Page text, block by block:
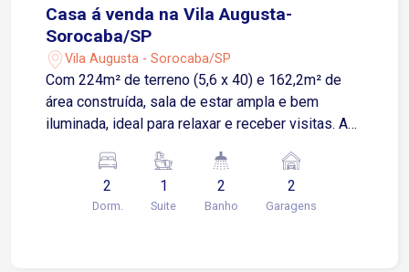
Casa á venda na Vila Augusta-
Sorocaba/SP
Vila Augusta - Sorocaba/SP
Com 224m² de terreno (5,6 x 40) e 162,2m² de
área construída, sala de estar ampla e bem
iluminada, ideal para relaxar e receber visitas. A
reservado e acolhedor para momentos em
espaçosa, além de banheiro social e lavabo, A
2
Dorm.
1
Suite
2
Banho
2
Garagens